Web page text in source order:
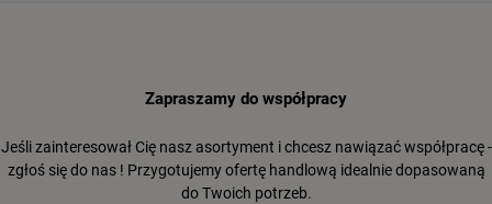
Zapraszamy do współpracy
Jeśli zainteresował Cię nasz asortyment i chcesz nawiązać współpracę -
zgłoś się do nas ! Przygotujemy ofertę handlową idealnie dopasowaną
do Twoich potrzeb.